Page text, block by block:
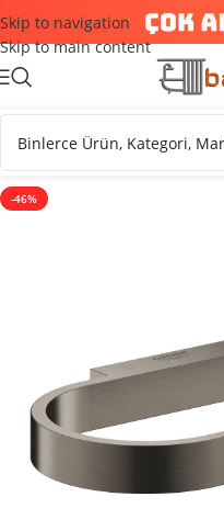
Skip to navigation
Skip to main content
-46%